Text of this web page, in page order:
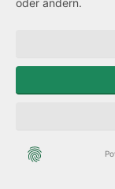
oder ändern.